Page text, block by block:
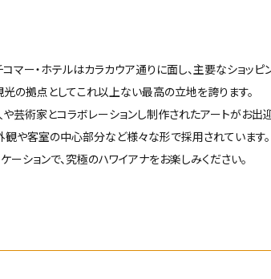
コマー・ホテルはカラカウア通りに面し、主要なショッピ
光の拠点としてこれ以上ない最高の立地を誇ります。
芸術家とコラボレーションし制作されたアートがお出
観や客室の中心部分など様々な形で採用されています。
ションで、究極のハワイアナをお楽しみください。